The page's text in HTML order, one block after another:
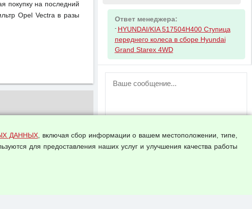
покупку на последний
Opel Vectra в разы
ДАННЫХ, включая сбор информации о вашем местоположении, типе,
для предоставления наших услуг и улучшения качества работы
Ответ менеджера:
- HYUNDAI/KIA 517504H400 Ступица
переднего колеса в сборе Hyundai
Grand Starex 4WD
ВНИМАНИЕ!
пользователей временно отключена!
аккаунт.